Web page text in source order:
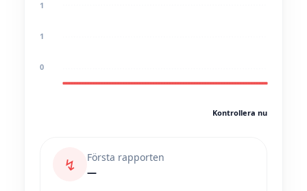
1
1
0
Kontrollera nu
↯
Första rapporten
—